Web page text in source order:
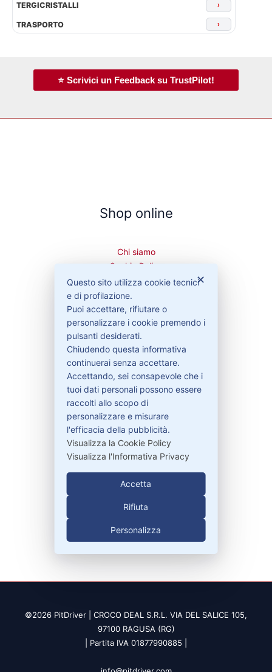
TERGICRISTALLI ›
TRASPORTO ›
⭐ Scrivici un Feedback su TrustPilot!
Shop online
Chi siamo
Cookie Policy
Privacy Policy
Condizioni di vendita
Spedizioni e recesso
Bisogno di aiuto?
Contattaci
Garanzie
Contatti
info@pitdriver.com
©2026 PitDriver | CROCO DEAL S.R.L. VIA DEL SALICE 105,
97100 RAGUSA (RG)
| Partita IVA 01877990885 |
✕
Questo sito utilizza cookie tecnici
e di profilazione.
Puoi accettare, rifiutare o
personalizzare i cookie premendo i
pulsanti desiderati.
Chiudendo questa informativa
continuerai senza accettare.
Accettando, sei consapevole che i
tuoi dati personali possono essere
raccolti allo scopo di
personalizzare e misurare
l'efficacia della pubblicità.
Visualizza la Cookie Policy
Visualizza l'Informativa Privacy
Accetta
Rifiuta
Personalizza